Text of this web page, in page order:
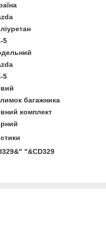
5
5
багажника
комплект
"&CD329